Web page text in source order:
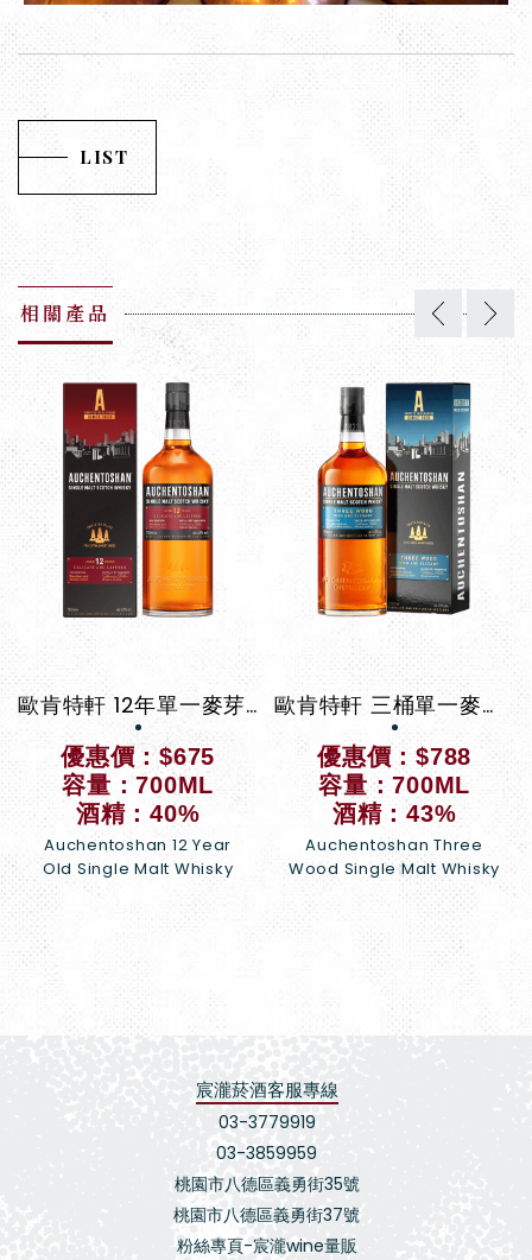
LIST
相關產品
歐肯特軒 12年單一麥芽威士忌
優惠價：$675
容量：700ML
酒精：40%
Auchentoshan 12 Year
Old Single Malt Whisky
歐肯特軒 三桶單一麥芽威士忌
優惠價：$788
容量：700ML
酒精：43%
Auchentoshan Three
Wood Single Malt Whisky
宸瀧菸酒客服專線
03-3779919
03-3859959
桃園市八德區義勇街35號
桃園市八德區義勇街37號
粉絲專頁-宸瀧wine量販